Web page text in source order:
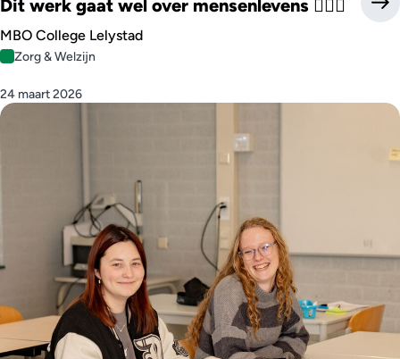
Dit werk gaat wel over mensenlevens 👨🏽‍⚕️
MBO College Lelystad
Zorg & Welzijn
24 maart 2026